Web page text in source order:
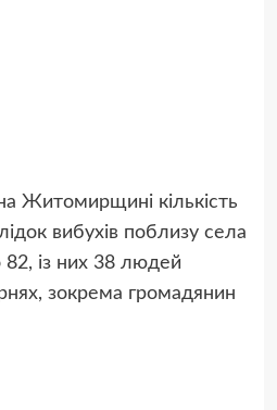
Житомирщині кількість
вибухів поблизу села
82, із них 38 людей
зокрема громадянин